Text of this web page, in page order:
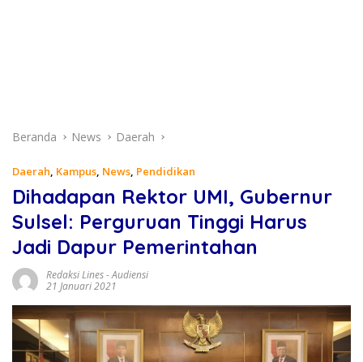
Beranda News Daerah
Daerah, Kampus, News, Pendidikan
Dihadapan Rektor UMI, Gubernur
Sulsel: Perguruan Tinggi Harus
Jadi Dapur Pemerintahan
Redaksi Lines-Audiensi
21 Januari 2021